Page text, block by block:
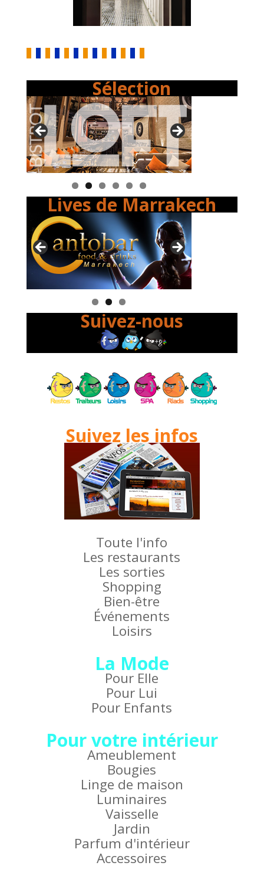
Sélection
Lives de Marrakech
Suivez-nous
Suivez les infos
Toute l'info
Les restaurants
Les sorties
Shopping
Bien-être
Événements
Loisirs
La Mode
Pour Elle
Pour Lui
Pour Enfants
Pour votre intérieur
Ameublement
Bougies
Linge de maison
Luminaires
Vaisselle
Jardin
Parfum d'intérieur
Accessoires